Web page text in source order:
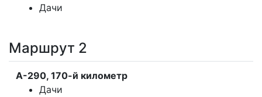
Дачи
Маршрут 2
А-290, 170-й километр
Дачи